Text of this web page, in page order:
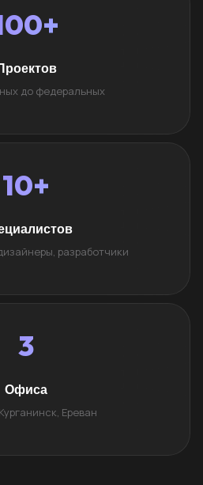
до федеральных
10+
разработчики
3
Офиса
Ереван